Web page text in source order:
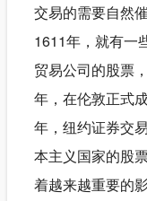
交易的需要自然
1611年，就有一
贸易公司的股票
年，在伦敦正式
年，纽约证券交
本主义国家的股
着越来越重要的